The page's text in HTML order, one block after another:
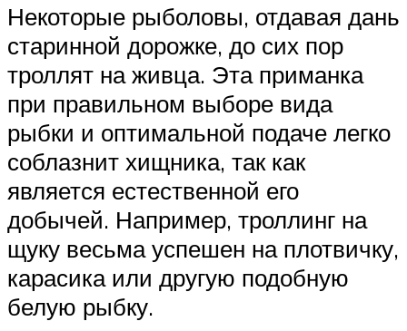
Некоторые рыболовы, отдавая дань
старинной дорожке, до сих пор
троллят на живца. Эта приманка
при правильном выборе вида
рыбки и оптимальной подаче легко
соблазнит хищника, так как
является естественной его
добычей. Например, троллинг на
щуку весьма успешен на плотвичку,
карасика или другую подобную
белую рыбку.